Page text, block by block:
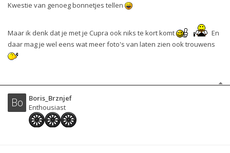
Kwestie van genoeg bonnetjes tellen
Maar ik denk dat je met je Cupra ook niks te kort komt
En
daar mag je wel eens wat meer foto's van laten zien ook trouwens
Bo
Boris_Brznjef
Enthousiast